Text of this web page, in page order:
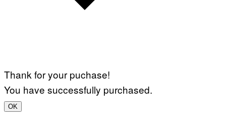
Thank for your puchase!
You have successfully purchased.
OK